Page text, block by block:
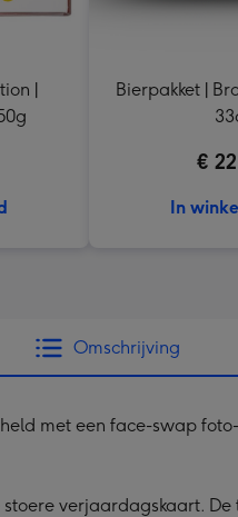
|
Bierpakket |
€
In
Omschrijving
met een face-swap
verjaardagskaart.